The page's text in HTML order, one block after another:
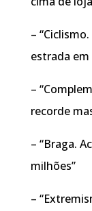
–
estrada
–
recorde
– “Braga.
milhões”
–